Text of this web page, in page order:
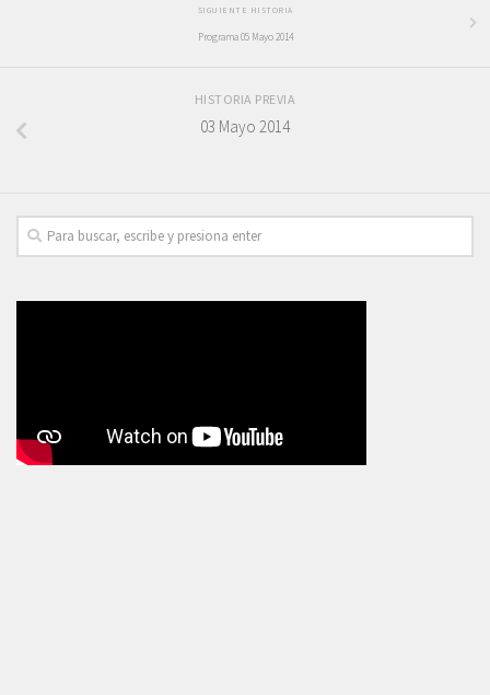
SIGUIENTE HISTORIA
Programa 05 Mayo 2014
HISTORIA PREVIA
03 Mayo 2014